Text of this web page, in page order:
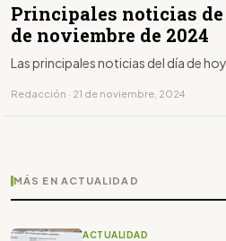
Principales noticias de
de noviembre de 2024
Las principales noticias del día de
Redacción · 21 de noviembre, 2024
MÁS EN ACTUALIDAD
ACTUALIDAD